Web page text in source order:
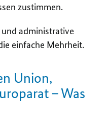
zustimmen.
administrative
einfache Mehrheit.
Union,
– Was